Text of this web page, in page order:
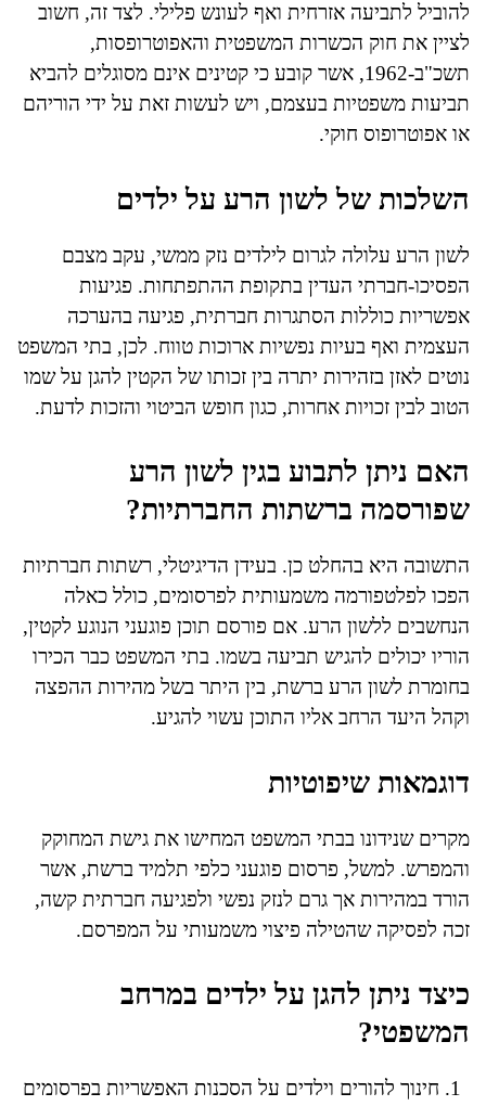
להוביל לתביעה אזרחית ואף לעונש פלילי. לצד זה, חשוב
לציין את חוק הכשרות המשפטית והאפוטרופסות,
תשכ"ב-1962, אשר קובע כי קטינים אינם מסוגלים להביא
תביעות משפטיות בעצמם, ויש לעשות זאת על ידי הוריהם
או אפוטרופוס חוקי.
השלכות של לשון הרע על ילדים
לשון הרע עלולה לגרום לילדים נזק ממשי, עקב מצבם
הפסיכו-חברתי העדין בתקופת ההתפתחות. פגיעות
אפשריות כוללות הסתגרות חברתית, פגיעה בהערכה
העצמית ואף בעיות נפשיות ארוכות טווח. לכן, בתי המשפט
נוטים לאזן בזהירות יתרה בין זכותו של הקטין להגן על שמו
הטוב לבין זכויות אחרות, כגון חופש הביטוי והזכות לדעת.
האם ניתן לתבוע בגין לשון הרע
שפורסמה ברשתות החברתיות?
התשובה היא בהחלט כן. בעידן הדיגיטלי, רשתות חברתיות
הפכו לפלטפורמה משמעותית לפרסומים, כולל כאלה
הנחשבים ללשון הרע. אם פורסם תוכן פוגעני הנוגע לקטין,
הוריו יכולים להגיש תביעה בשמו. בתי המשפט כבר הכירו
בחומרת לשון הרע ברשת, בין היתר בשל מהירות ההפצה
וקהל היעד הרחב אליו התוכן עשוי להגיע.
דוגמאות שיפוטיות
מקרים שנידונו בבתי המשפט המחישו את גישת המחוקק
והמפרש. למשל, פרסום פוגעני כלפי תלמיד ברשת, אשר
הורד במהירות אך גרם לנזק נפשי ולפגיעה חברתית קשה,
זכה לפסיקה שהטילה פיצוי משמעותי על המפרסם.
כיצד ניתן להגן על ילדים במרחב
המשפטי?
חינוך להורים וילדים על הסכנות האפשריות בפרסומים